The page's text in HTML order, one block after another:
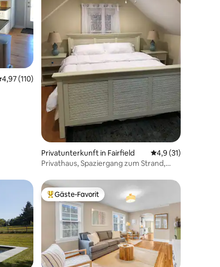
Bewertungen
Bewertung: 4,97 von 5, 110 Bewertungen
4,97 (110)
Privatunterkunft in Fairfield Durchschnittliche
4,9 (31)
Privathaus, Spaziergang zum Strand,
Beliebter Gäste-Favorit.
Gäste-Favorit